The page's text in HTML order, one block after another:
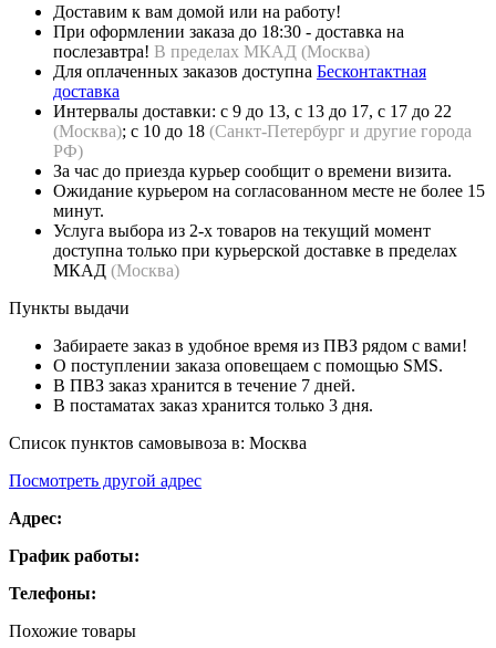
Доставим к вам домой или на работу!
При оформлении заказа до 18:30 - доставка на
послезавтра! В пределах МКАД (Москва)
Для оплаченных заказов доступна Бесконтактная
доставка
Интервалы доставки: с 9 до 13, с 13 до 17, с 17 до 22
(Москва); с 10 до 18 (Санкт-Петербург и другие города
РФ)
За час до приезда курьер сообщит о времени визита.
Ожидание курьером на согласованном месте не более 15
минут.
Услуга выбора из 2-х товаров на текущий момент
доступна только при курьерской доставке в пределах
МКАД (Москва)
Пункты выдачи
Забираете заказ в удобное время из ПВЗ рядом с вами!
О поступлении заказа оповещаем с помощью SMS.
В ПВЗ заказ хранится в течение 7 дней.
В постаматах заказ хранится только 3 дня.
Список пунктов самовывоза в: Москва
Посмотреть другой адрес
Адрес:
График работы:
Телефоны:
Похожие товары